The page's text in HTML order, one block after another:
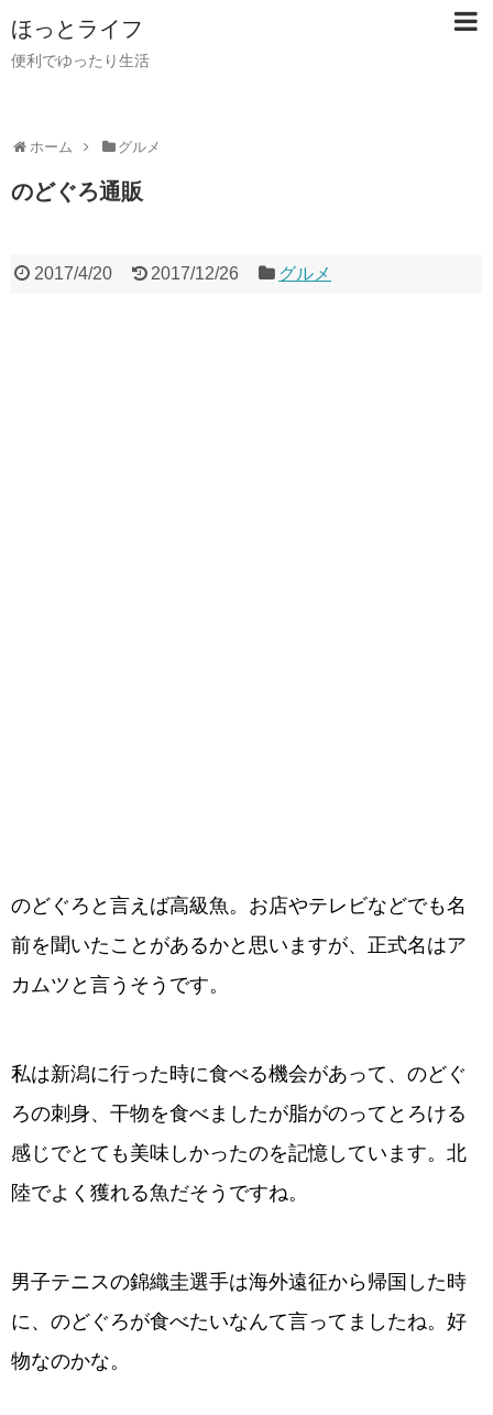
ほっとライフ
便利でゆったり生活
ホーム グルメ
のどぐろ通販
2017/4/20 2017/12/26 グルメ
のどぐろと言えば高級魚。お店やテレビなどでも名
前を聞いたことがあるかと思いますが、正式名はア
カムツと言うそうです。
私は新潟に行った時に食べる機会があって、のどぐ
ろの刺身、干物を食べましたが脂がのってとろける
感じでとても美味しかったのを記憶しています。北
陸でよく獲れる魚だそうですね。
男子テニスの錦織圭選手は海外遠征から帰国した時
に、のどぐろが食べたいなんて言ってましたね。好
物なのかな。